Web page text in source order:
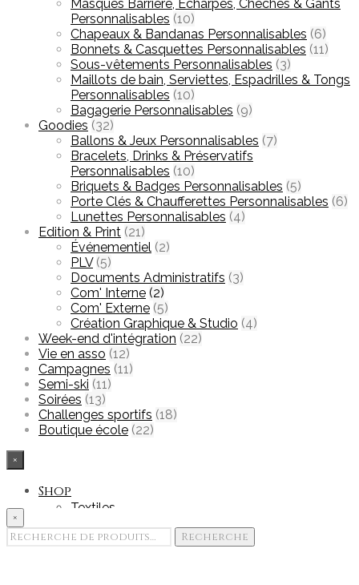
Masques Barrière, Echarpes, Chèches & Gants
Personnalisables (10)
Chapeaux & Bandanas Personnalisables (6)
Bonnets & Casquettes Personnalisables (11)
Sous-vêtements Personnalisables (3)
Maillots de bain, Serviettes, Espadrilles & Tongs
Personnalisables (10)
Bagagerie Personnalisables (9)
Goodies (32)
Ballons & Jeux Personnalisables (7)
Bracelets, Drinks & Préservatifs
Personnalisables (10)
Briquets & Badges Personnalisables (5)
Porte Clés & Chaufferettes Personnalisables (6)
Lunettes Personnalisables (4)
Edition & Print (21)
Événementiel (2)
PLV (5)
Documents Administratifs (3)
Com' Interne (2)
Com' Externe (5)
Création Graphique & Studio (4)
Week-end d'intégration (22)
Vie en asso (12)
Campagnes (11)
Semi-ski (11)
Soirées (13)
Challenges sportifs (18)
Boutique école (22)
×
Shop
Textiles
Goodies
×
Recherche
pour :
Recherche